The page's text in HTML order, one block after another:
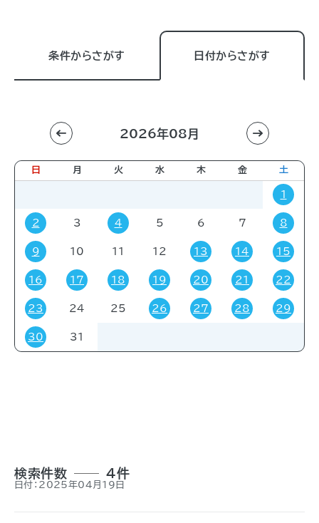
条件からさがす 日付からさがす
利用目的
すべて 進学相談会 講習会
販売会 展示会 イベント コミック・ゲーム
その他
対象者
すべて
2026年08月
日 月 火 水 木 金 土
1
2 3 4 5 6 7 8
9 10 11 12 13 14 15
16 17 18 19 20 21 22
23 24 25 26 27 28 29
30 31
検索件数 4件
日付：2025年04月19日